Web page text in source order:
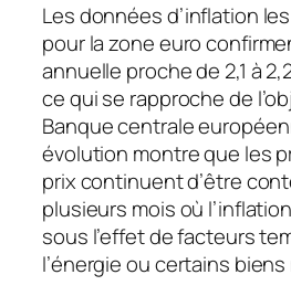
Les données d’inflation
pour la zone euro
annuelle proche de 2,1 à
ce qui se rapproche de
Banque centrale
évolution montre que les
prix continuent d’être
plusieurs mois où
sous l’effet de facteurs
l’énergie ou certains